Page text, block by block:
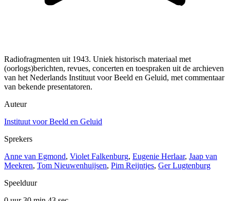
Radiofragmenten uit 1943. Uniek historisch materiaal met
(oorlogs)berichten, revues, concerten en toespraken uit de archieven
van het Nederlands Instituut voor Beeld en Geluid, met commentaar
van bekende presentatoren.
Auteur
Instituut voor Beeld en Geluid
Sprekers
Anne van Egmond, Violet Falkenburg, Eugenie Herlaar, Jaap van
Meekren, Tom Nieuwenhuijsen, Pim Reijntjes, Ger Lugtenburg
Speelduur